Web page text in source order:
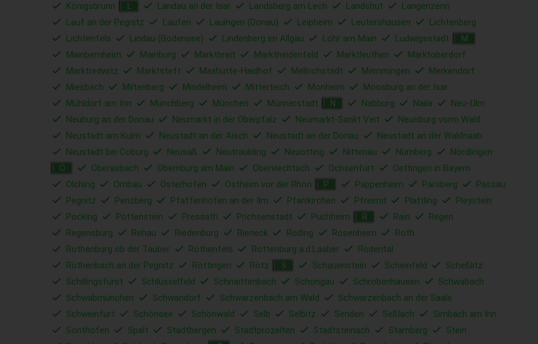
Königsbrunn
Landau an der Isar Landsberg am Lech Landshut
Langenzenn
Lauf an der Pegnitz
Laufen Lauingen (Donau) Leipheim Leutershausen
Lichtenberg
Lichtenfels
Lindau (Bodensee) Lindenberg im Allgäu Lohr am Main Ludwigsstadt M
Mainbernheim Mainburg Marktbreit Marktheidenfeld Marktleuthen
Marktoberdorf
Marktredwitz
Marktsteft Maxhütte-Haidhof Mellrichstadt Memmingen
Merkendorf
Miesbach
Miltenberg Mindelheim Mitterteich Monheim
Moosburg an der Isar
Mühldorf am Inn
Münchberg München Münnerstadt N Nabburg Naila
Neu-Ulm
Neuburg an der Donau
Neumarkt in der Oberpfalz Neumarkt-Sankt Veit
Neunburg vorm Wald
Neustadt am Kulm
Neustadt an der Aisch Neustadt an der Donau
Neustadt an der Waldnaab
Neustadt bei Coburg
Neusäß Neutraubling Neuötting Nittenau Nürnberg Nördlingen
O Oberasbach Obernburg am Main Oberviechtach Ochsenfurt
Oettingen in Bayern
Olching
Ornbau Osterhofen Ostheim vor der Rhön P Pappenheim Parsberg
Passau
Pegnitz
Penzberg Pfaffenhofen an der Ilm Pfarrkirchen Pfreimd Plattling
Pleystein
Pocking
Pottenstein Pressath Prichsenstadt Puchheim R Rain
Regen
Regensburg
Rehau Riedenburg Rieneck Roding Rosenheim
Roth
Rothenburg ob der Tauber
Rothenfels Rottenburg a.d.Laaber
Rödental
Röthenbach an der Pegnitz
Röttingen Rötz S Schauenstein Scheinfeld
Scheßlitz
Schillingsfürst
Schlüsselfeld Schnaittenbach Schongau Schrobenhausen
Schwabach
Schwabmünchen
Schwandorf Schwarzenbach am Wald
Schwarzenbach an der Saale
Schweinfurt
Schönsee Schönwald Selb Selbitz Senden Seßlach
Simbach am Inn
Sonthofen
Spalt Stadtbergen Stadtprozelten Stadtsteinach Starnberg
Stein